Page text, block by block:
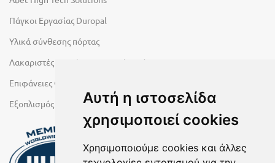
Αυτή η ιστοσελίδα
χρησιμοποιεί cookies
Χρησιμοποιούμε cookies και άλλες
Πάγκοι Εργασίας Duropal
Υλικά σύνθεσης πόρτας
Λακαριστές επιφάνειες Primeboard
Επιφάνειες Φυσικών Πετρωμάτων
Εξοπλισμός Υγρών Χώρων